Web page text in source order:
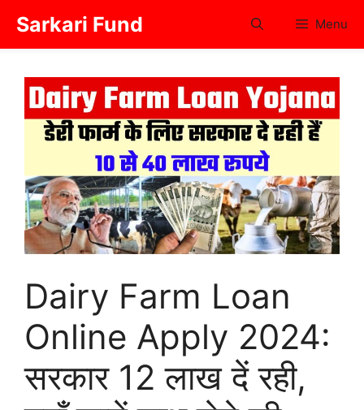
content
Sarkari Fund Menu
Dairy Farm Loan
Online Apply 2024:
सरकार 12 लाख दें रही,